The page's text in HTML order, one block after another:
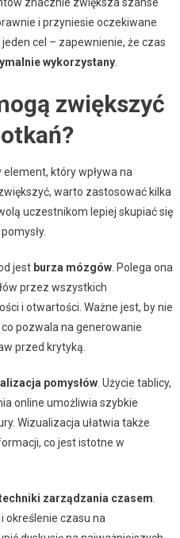
i przyniesie oczekiwane
cel – zapewnienie, że czas
wykorzystany.
zwiększyć
który wpływa na
warto zastosować kilka
uczestnikom lepiej skupiać się
jest burza mózgów. Polega ona
przez wszystkich
i otwartości. Ważne jest, by nie
pozwala na generowanie
przed krytyką.
pomysłów. Użycie tablicy,
online umożliwia szybkie
Wizualizacja ułatwia także
co jest istotne w
zarządzania czasem
określenie czasu na